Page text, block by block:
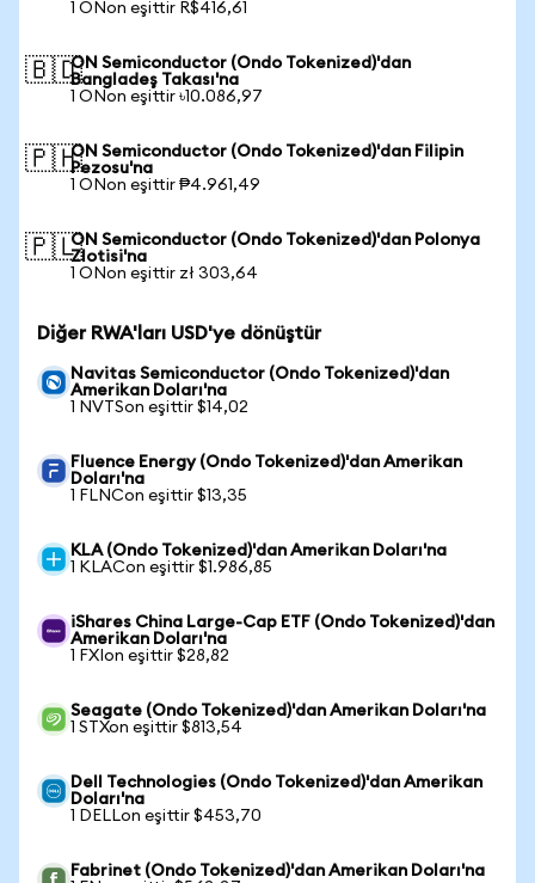
1 ONon eşittir R$416,61
🇧🇩ON Semiconductor (Ondo Tokenized)'dan
Bangladeş Takası'na
1 ONon eşittir ৳10.086,97
🇵🇭ON Semiconductor (Ondo Tokenized)'dan Filipin
Pezosu'na
1 ONon eşittir ₱4.961,49
🇵🇱ON Semiconductor (Ondo Tokenized)'dan Polonya
Zlotisi'na
1 ONon eşittir zł 303,64
Diğer RWA'ları USD'ye dönüştür
Navitas Semiconductor (Ondo Tokenized)'dan
Amerikan Doları'na
1 NVTSon eşittir $14,02
Fluence Energy (Ondo Tokenized)'dan Amerikan
Doları'na
1 FLNCon eşittir $13,35
KLA (Ondo Tokenized)'dan Amerikan Doları'na
1 KLACon eşittir $1.986,85
iShares China Large-Cap ETF (Ondo Tokenized)'dan
Amerikan Doları'na
1 FXIon eşittir $28,82
Seagate (Ondo Tokenized)'dan Amerikan Doları'na
1 STXon eşittir $813,54
Dell Technologies (Ondo Tokenized)'dan Amerikan
Doları'na
1 DELLon eşittir $453,70
Fabrinet (Ondo Tokenized)'dan Amerikan Doları'na